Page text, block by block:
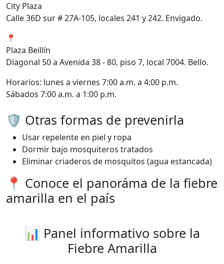
City Plaza
Calle 36D sur # 27A-105, locales 241 y 242. Envigado.
📍
Plaza Beillín
Diagonal 50 a Avenida 38 - 80, piso 7, local 7004. Bello.
Horarios: lunes a viernes 7:00 a.m. a 4:00 p.m.
Sábados 7:00 a.m. a 1:00 p.m.
🛡️ Otras formas de prevenirla
Usar repelente en piel y ropa
Dormir bajo mosquiteros tratados
Eliminar criaderos de mosquitos (agua estancada)
📍 Conoce el panoráma de la fiebre
amarilla en el país
📊 Panel informativo sobre la
Fiebre Amarilla